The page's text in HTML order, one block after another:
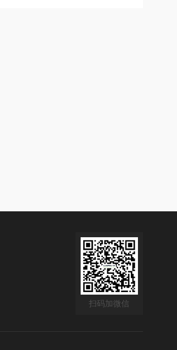
扫码加微信